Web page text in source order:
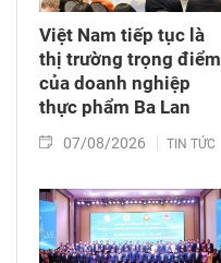
Việt Nam tiếp tục là
thị trường trọng điểm
của doanh nghiệp
thực phẩm Ba Lan
07/08/2026 TIN TỨC